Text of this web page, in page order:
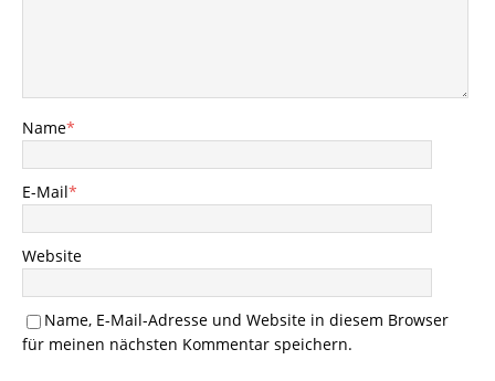
Name*
E-Mail*
Website
Name, E-Mail-Adresse und Website in diesem Browser
für meinen nächsten Kommentar speichern.